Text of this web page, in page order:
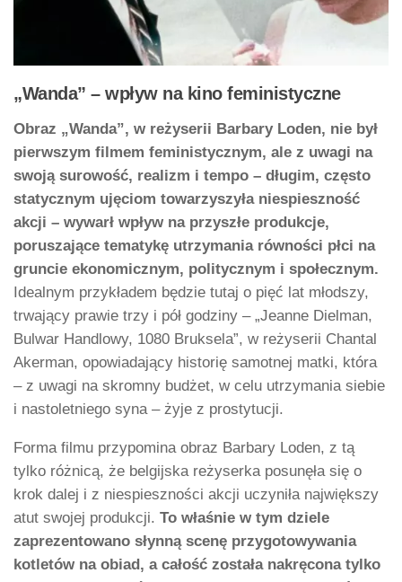
„Wanda” – wpływ na kino feministyczne
Obraz „Wanda”, w reżyserii Barbary Loden, nie był
pierwszym filmem feministycznym, ale z uwagi na
swoją surowość, realizm i tempo – długim, często
statycznym ujęciom towarzyszyła niespieszność
akcji – wywarł wpływ na przyszłe produkcje,
poruszające tematykę utrzymania równości płci na
gruncie ekonomicznym, politycznym i społecznym.
Idealnym przykładem będzie tutaj o pięć lat młodszy,
trwający prawie trzy i pół godziny – „Jeanne Dielman,
Bulwar Handlowy, 1080 Bruksela”, w reżyserii Chantal
Akerman, opowiadający historię samotnej matki, która
– z uwagi na skromny budżet, w celu utrzymania siebie
i nastoletniego syna – żyje z prostytucji.
Forma filmu przypomina obraz Barbary Loden, z tą
tylko różnicą, że belgijska reżyserka posunęła się o
krok dalej i z niespieszności akcji uczyniła największy
atut swojej produkcji. To właśnie w tym dziele
zaprezentowano słynną scenę przygotowywania
kotletów na obiad, a całość została nakręcona tylko